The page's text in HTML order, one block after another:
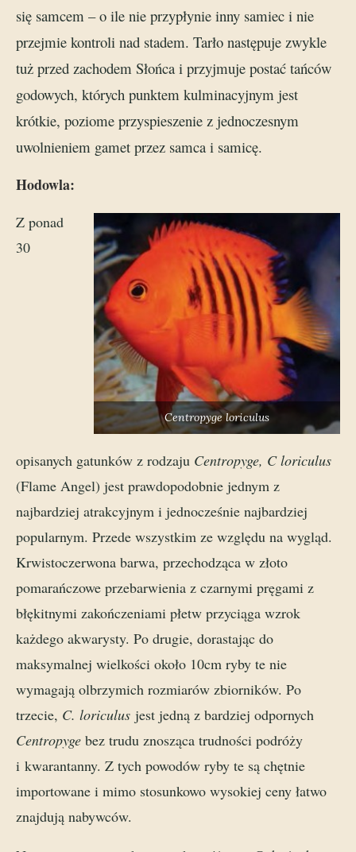
się samcem – o ile nie przypłynie inny samiec i nie
przejmie kontroli nad stadem. Tarło następuje zwykle
tuż przed zachodem Słońca i przyjmuje postać tańców
godowych, których punktem kulminacyjnym jest
krótkie, poziome przyspieszenie z jednoczesnym
uwolnieniem gamet przez samca i samicę.
Hodowla:
Centropyge loriculus
Z ponad
30
opisanych gatunków z rodzaju Centropyge, C loriculus
(Flame Angel) jest prawdopodobnie jednym z
najbardziej atrakcyjnym i jednocześnie najbardziej
popularnym. Przede wszystkim ze względu na wygląd.
Krwistoczerwona barwa, przechodząca w złoto
pomarańczowe przebarwienia z czarnymi pręgami z
błękitnymi zakończeniami płetw przyciąga wzrok
każdego akwarysty. Po drugie, dorastając do
maksymalnej wielkości około 10cm ryby te nie
wymagają olbrzymich rozmiarów zbiorników. Po
trzecie, C. loriculus jest jedną z bardziej odpornych
Centropyge bez trudu znosząca trudności podróży
i kwarantanny. Z tych powodów ryby te są chętnie
importowane i mimo stosunkowo wysokiej ceny łatwo
znajdują nabywców.